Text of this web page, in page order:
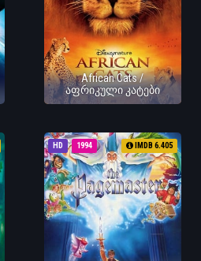
African Cats /
აფრიკული კატები
HD 1994 IMDB 6.405